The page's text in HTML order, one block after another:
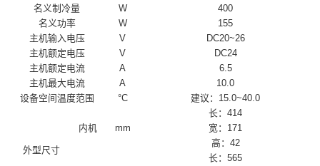
名义制冷量
W
400
名义功率
W
155
主机输入电压
V
DC20~26
主机额定电压
V
DC24
主机额定电流
A
6.5
主机最大电流
A
10.0
设备空间温度范围
°C 建议：15.0~40.0
外型尺寸
内机 mm
长：414
宽：171
高：42
长：565